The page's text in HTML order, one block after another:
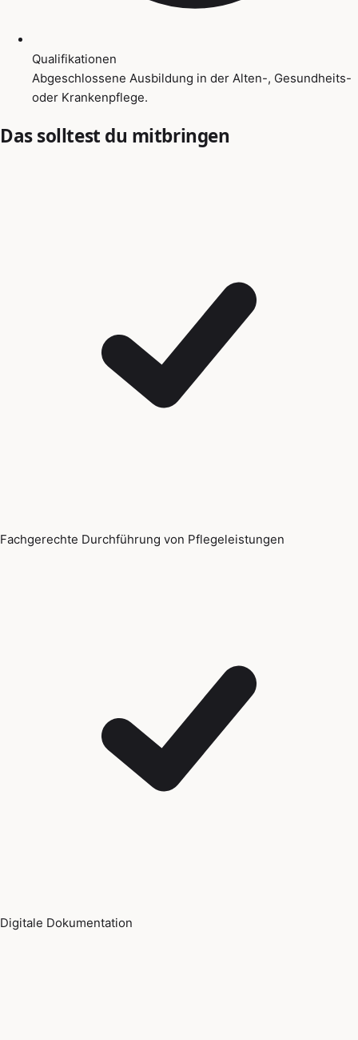
Qualifikationen
Abgeschlossene Ausbildung in der Alten-, Gesundheits-
oder Krankenpflege.
Das solltest du mitbringen
Fachgerechte Durchführung von Pflegeleistungen
Digitale Dokumentation